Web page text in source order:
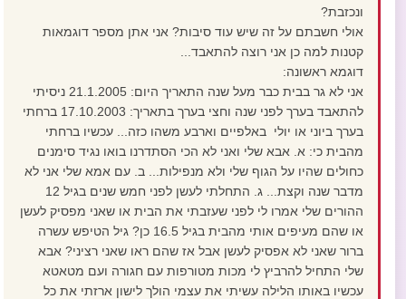
ונכזבת?
אולי חשבתם על זה שיש עוד סיבות? אני אתן מספר דוגמאות
קטנות למה כן אני רוצה להתאבד...
דוגמא ראשונה:
אני לא גר בבית כבר מעל שנה התאריך היום: 21.1.2005 ניסיתי
להתאבד בערך לפני שנה וחצי בערך בתאריך: 17.10.2003 ברחתי
בערך ביוני או יולי באלפיים וארבע משהו כזה... עכשיו ברחתי
מהבית כי: א. אבא שלי ואני לא הכי הסתדרנו בואו נגיד סימנים
כחולים שהיו על הגוף שלי ולא מנפילות... ב. עם אמא שלי אני לא
מדבר שנה וקצת... ג. התחלתי לעשן לפני חמש שנים בגיל 12
ההורים שלי אמרו לי לפני שעזבתי את הבית או שאני מפסיק לעשן
או שהם מעיפים אותי מהבית בגיל 16.5 כן? גיל הטיפש עשרה
ברור שאני לא אפסיק לעשן אבל אז שהם ראו שאני רציני? אבא
שלי התחיל להרביץ לי מכות מטורפות עם חגורה ועם מטאטא
עכשיו באותו הלילה עשיתי את עצמי הולך לישון ארזתי את כל